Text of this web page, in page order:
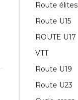
Route élites
Route U15
ROUTE U17
VTT
Route U19
Route U23